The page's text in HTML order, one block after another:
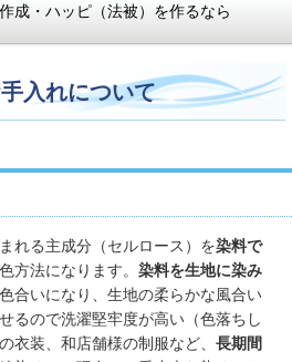
成・ハッピ（法被）を作るなら
入れについて
れる主成分（セルロース）を染料で
方法になります。 染料を生地に染み
合いになり、生地の柔らかな風合い
るので洗濯堅牢度が高い（色落ちし
衣装、和店舗様の制服など、 長期間